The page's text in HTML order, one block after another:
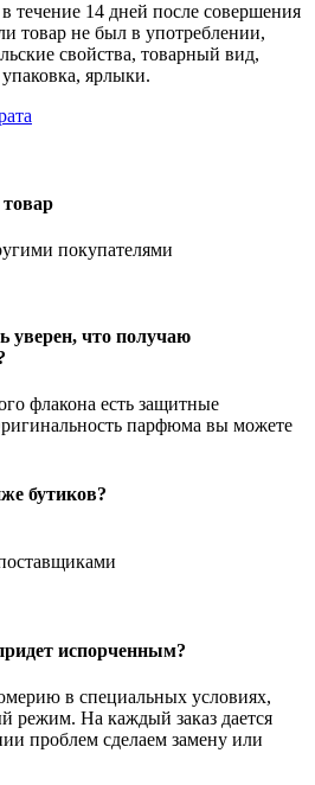
течение 14 дней после совершения
товар не был в употреблении,
свойства, товарный вид,
ярлыки.
покупателями
уверен, что получаю
флакона есть защитные
парфюма вы можете
бутиков?
испорченным?
в специальных условиях,
режим. На каждый заказ дается
проблем сделаем замену или